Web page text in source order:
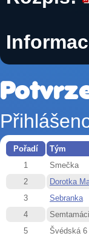
Pořadí
Tým
1
Smečka
2
Dorotka
3
Sebranka
4
Semtamáci
5
Švédská 6